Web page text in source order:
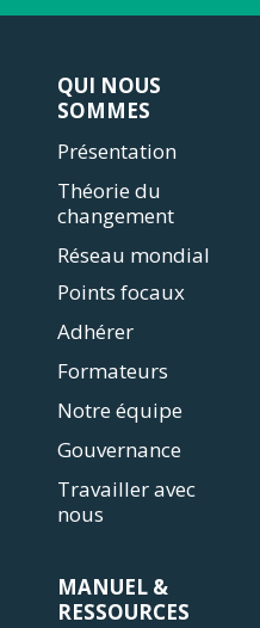
QUI NOUS
SOMMES
Présentation
Théorie du
changement
Réseau mondial
Points focaux
Adhérer
Formateurs
Notre équipe
Gouvernance
Travailler avec
nous
MANUEL &
RESSOURCES